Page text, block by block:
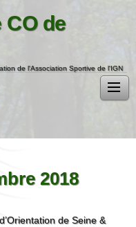
de
de l'Association Sportive de l'IGN
2018
de Seine &